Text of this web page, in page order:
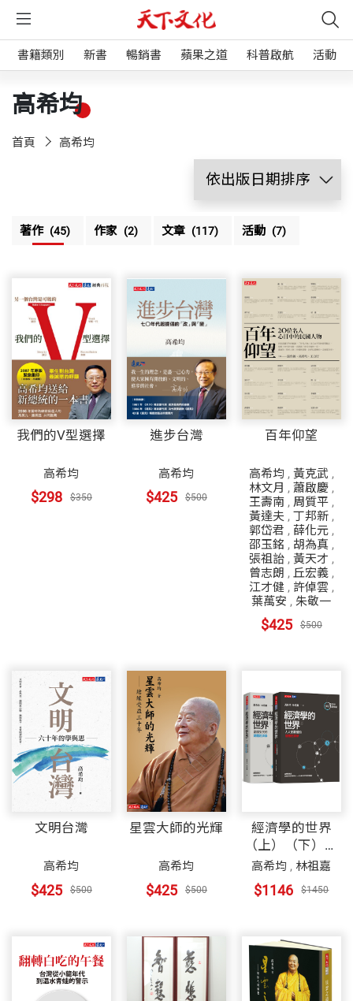
書籍類別 新書 暢銷書 蘋果之道 科普啟航 活動
高希均
首頁 高希均
著作 (45) 作家 (2) 文章 (117) 活動 (7)
我們的V型選擇
高希均
$298 $350
進步台灣
高希均
$425 $500
百年仰望
高希均, 黃克武,
林文月 , 蕭啟慶,
王壽南, 周質平,
黃達夫 , 丁邦新,
郭岱君 , 薛化元,
邵玉銘 , 胡為真,
張祖詒, 黃天才 ,
曾志朗 , 丘宏義,
江才健, 許倬雲,
葉萬安 ,朱敬一
$425 $500
文明台灣
高希均
$425 $500
星雲大師的光輝
高希均
$425 $500
經濟學的世界
（上）（下）套
書
高希均 , 林祖嘉
$1146 $1450